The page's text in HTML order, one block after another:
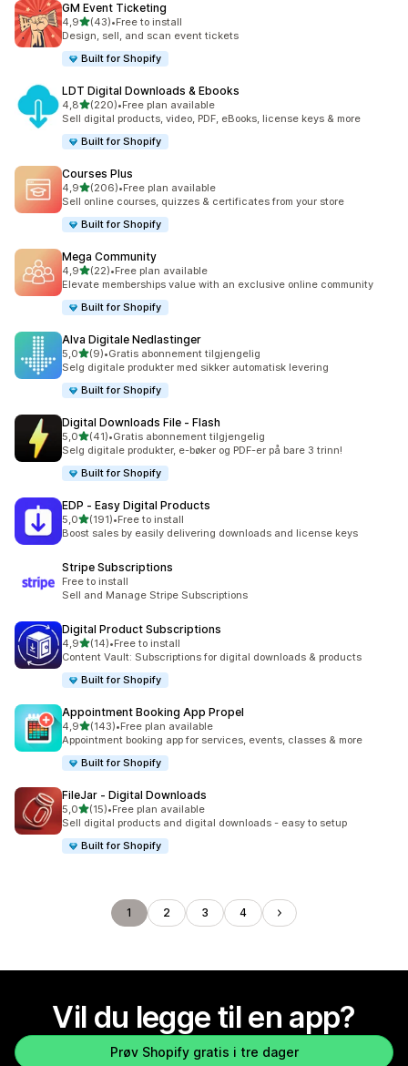
GM Event Ticketing
4,9av 5 stjerner
(43)
Totalt 43 omtaler
•Free to install
Design, sell, and scan event tickets
Built for Shopify
LDT Digital Downloads & Ebooks
4,8av 5 stjerner
(220)
Totalt 220 omtaler
•Free plan available
Sell digital products, video, PDF, eBooks, license keys & more
Built for Shopify
Courses Plus
4,9av 5 stjerner
(206)
Totalt 206 omtaler
•Free plan available
Sell online courses, quizzes & certificates from your store
Built for Shopify
Mega Community
4,9av 5 stjerner
(22)
Totalt 22 omtaler
•Free plan available
Elevate memberships value with an exclusive online community
Built for Shopify
Alva Digitale Nedlastinger
5,0av 5 stjerner
(9)
Totalt 9 omtaler
•Gratis abonnement tilgjengelig
Selg digitale produkter med sikker automatisk levering
Built for Shopify
Digital Downloads File ‑ Flash
5,0av 5 stjerner
(41)
Totalt 41 omtaler
•Gratis abonnement tilgjengelig
Selg digitale produkter, e-bøker og PDF-er på bare 3 trinn!
Built for Shopify
EDP ‑ Easy Digital Products
5,0av 5 stjerner
(191)
Totalt 191 omtaler
•Free to install
Boost sales by easily delivering downloads and license keys
Stripe Subscriptions
Free to install
Sell and Manage Stripe Subscriptions
Digital Product Subscriptions
4,9av 5 stjerner
(14)
Totalt 14 omtaler
•Free to install
Content Vault: Subscriptions for digital downloads & products
Built for Shopify
Appointment Booking App Propel
4,9av 5 stjerner
(143)
Totalt 143 omtaler
•Free plan available
Appointment booking app for services, events, classes & more
Built for Shopify
FileJar ‑ Digital Downloads
5,0av 5 stjerner
(15)
Totalt 15 omtaler
•Free plan available
Sell digital products and digital downloads - easy to setup
Built for Shopify
1 2 3 4
Vil du legge til en app?
Prøv Shopify gratis i tre dager